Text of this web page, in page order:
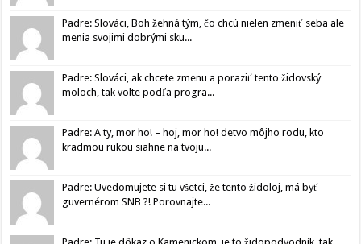
Padre: Slováci, Boh žehná tým, čo chcú nielen zmeniť seba ale
menia svojimi dobrými sku...
Padre: Slováci, ak chcete zmenu a poraziť tento židovský
moloch, tak volte podľa progra...
Padre: A ty, mor ho! – hoj, mor ho! detvo môjho rodu, kto
kradmou rukou siahne na tvoju...
Padre: Uvedomujete si tu všetci, že tento židoloj, má byť
guvernérom SNB ?! Porovnajte...